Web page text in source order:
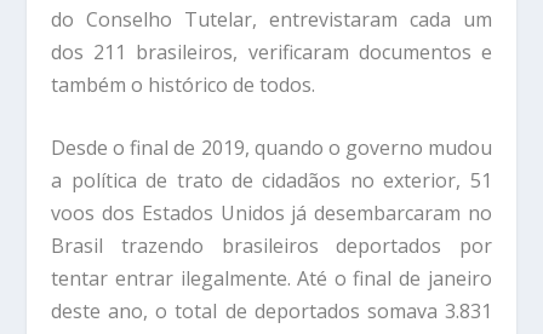
do Conselho Tutelar, entrevistaram cada um
dos 211 brasileiros, verificaram documentos e
também o histórico de todos.
Desde o final de 2019, quando o governo mudou
a política de trato de cidadãos no exterior, 51
voos dos Estados Unidos já desembarcaram no
Brasil trazendo brasileiros deportados por
tentar entrar ilegalmente. Até o final de janeiro
deste ano, o total de deportados somava 3.831